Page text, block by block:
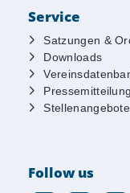
Service
Satzungen &
Downloads
Stellenangebote
Follow us